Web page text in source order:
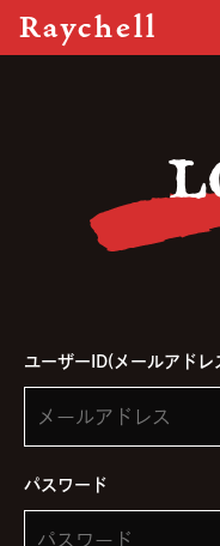
Raychell
ユーザーID(メールアドレ
パスワード